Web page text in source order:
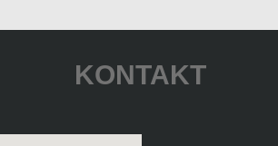
KONTAKT